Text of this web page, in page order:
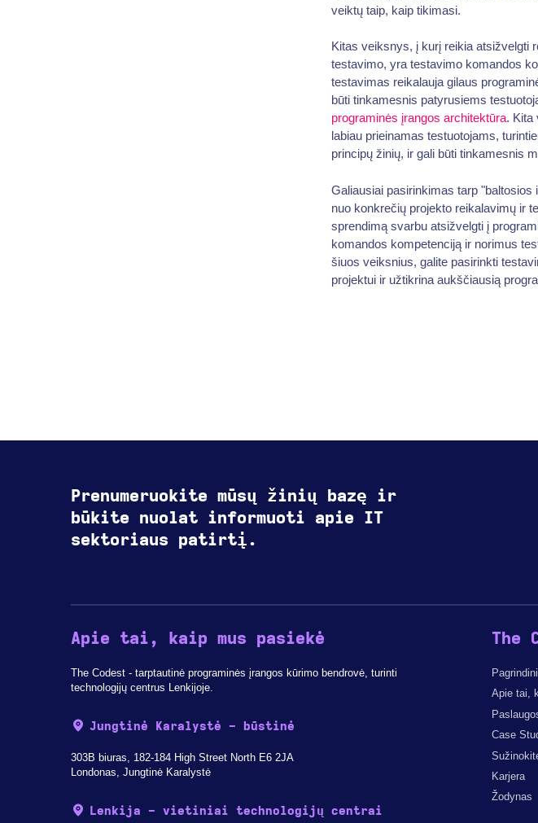
veiktų taip, kaip tikimasi.
Kitas veiksnys, į kurį reikia atsižvelgti
testavimo, yra testavimo komandos
testavimas reikalauja gilaus
būti tinkamesnis patyrusiems
programinės įrangos architektūra. Kita
labiau prieinamas testuotojams,
principų žinių, ir gali būti tinkamesnis
Galiausiai pasirinkimas tarp
nuo konkrečių projekto reikalavimų ir
sprendimą svarbu atsižvelgti į
komandos kompetenciją ir norimus
šiuos veiksnius, galite pasirinkti
projektui ir užtikrina aukščiausią
Prenumeruokite mūsų žinių bazę ir
būkite nuolat informuoti apie IT
sektoriaus patirtį.
Apie tai, kaip mus pasiekė
The Codest - tarptautinė programinės įrangos kūrimo bendrovė, turinti
technologijų centrus Lenkijoje.
Jungtinė Karalystė - būstinė
303B biuras, 182-184 High Street North E6 2JA
Londonas, Jungtinė Karalystė
Lenkija - vietiniai technologijų centrai
The
Apie tai,
Case
Karjera
Žodynas